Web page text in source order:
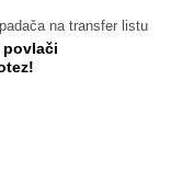
na transfer listu